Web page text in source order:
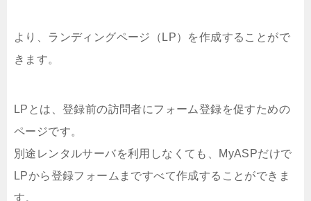
より、ランディングページ（LP）を作成することがで
きます。
LPとは、登録前の訪問者にフォーム登録を促すための
ページです。
別途レンタルサーバを利用しなくても、MyASPだけで
LPから登録フォームまですべて作成することができま
す。